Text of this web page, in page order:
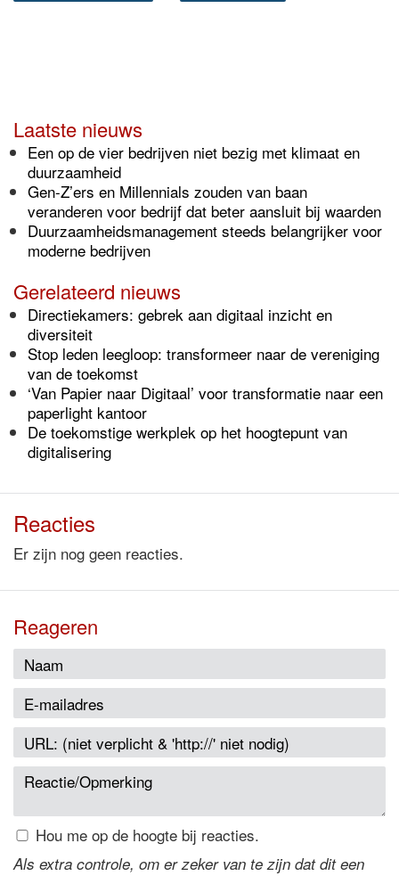
Laatste nieuws
Een op de vier bedrijven niet bezig met klimaat en
duurzaamheid
Gen-Z’ers en Millennials zouden van baan
veranderen voor bedrijf dat beter aansluit bij waarden
Duurzaamheidsmanagement steeds belangrijker voor
moderne bedrijven
Gerelateerd nieuws
Directiekamers: gebrek aan digitaal inzicht en
diversiteit
Stop leden leegloop: transformeer naar de vereniging
van de toekomst
‘Van Papier naar Digitaal’ voor transformatie naar een
paperlight kantoor
De toekomstige werkplek op het hoogtepunt van
digitalisering
Reacties
Er zijn nog geen reacties.
Reageren
Hou me op de hoogte bij reacties.
Als extra controle, om er zeker van te zijn dat dit een